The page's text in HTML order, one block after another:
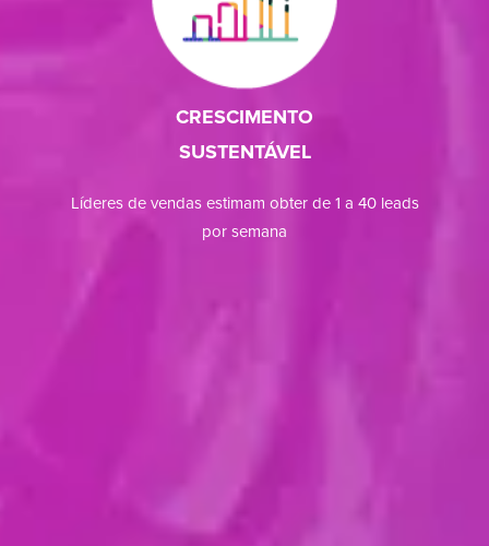
CRESCIMENTO
SUSTENTÁVEL
Líderes de vendas estimam obter de 1 a 40 leads
por semana